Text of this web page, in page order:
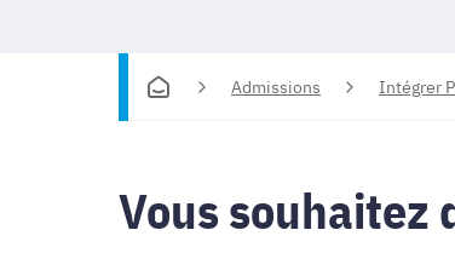
Admissions Intégrer
Vous souhaitez